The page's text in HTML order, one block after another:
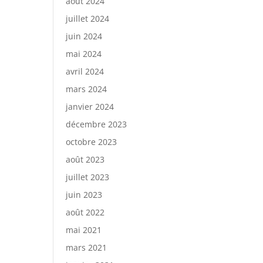
juillet 2024
juin 2024
mai 2024
avril 2024
mars 2024
janvier 2024
décembre 2023
octobre 2023
août 2023
juillet 2023
juin 2023
août 2022
mai 2021
mars 2021